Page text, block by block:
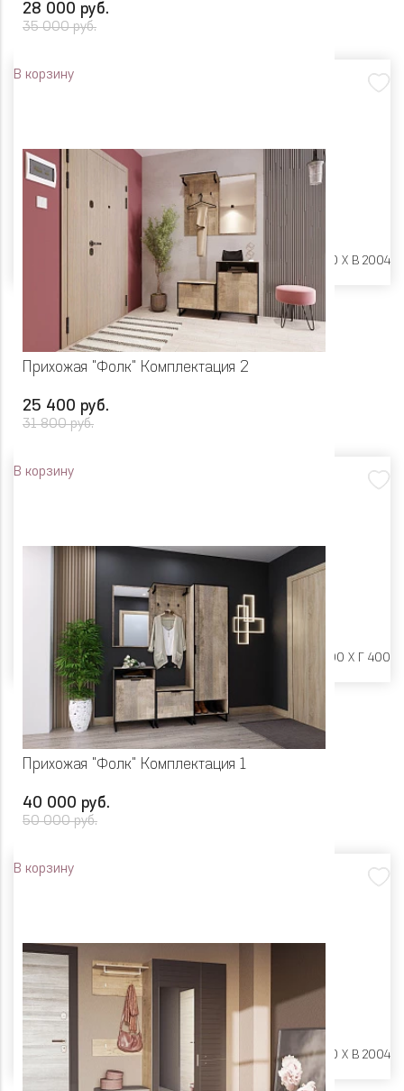
28 000 руб.
35 000 руб.
В корзину
Ш 1100 X Г 400 X В 2004
Прихожая "Фолк" Комплектация 2
25 400 руб.
31 800 руб.
В корзину
Размеры: Ш 1100 X Г 400
Прихожая "Фолк" Комплектация 1
40 000 руб.
50 000 руб.
В корзину
Размеры: Ш 1650 X Г 400 X В 2004